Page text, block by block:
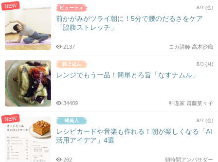
NEW 8/7 (金)
前かがみがツライ朝に！5分で腰のだるさをケア
「脇腹ストレッチ」
ヨガ講師 高木沙織
2137
8/3 (月)
レンジでもう一品！簡単とろ旨「なすナムル」
料理家 齋藤菜々子
34489
NEW 8/7 (金)
レシピカードや音楽も作れる！朝が楽しくなる「AI
活用アイデア」4選
朝時間アンバサダー
262